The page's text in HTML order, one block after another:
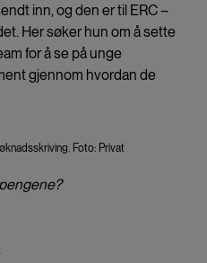
inn, og den er til ERC –
Her søker hun om å sette
for å se på unge
gjennom hvordan de
Foto: Privat